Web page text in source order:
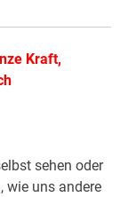
Kraft,
sehen oder
wie uns andere